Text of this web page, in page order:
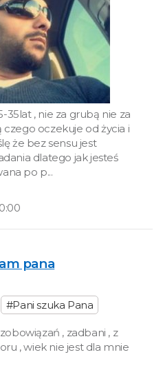
35lat , nie za grubą nie za
czego oczekuje od życia i
że bez sensu jest
dlatego jak jesteś
po p...
pana
#Pani szuka Pana
, zadbani , z
, wiek nie jest dla mnie